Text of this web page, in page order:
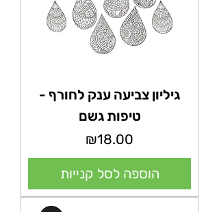
גיליון צביעה ענק לחורף -
טיפות גשם
מחיר
₪18.00
הוספה לסל קנייות